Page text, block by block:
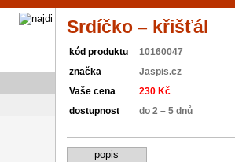
Srdíčko – křišťál
kód produktu 10160047
značka Jaspis.cz
Vaše cena 230 Kč
dostupnost do 2 – 5 dnů
popis